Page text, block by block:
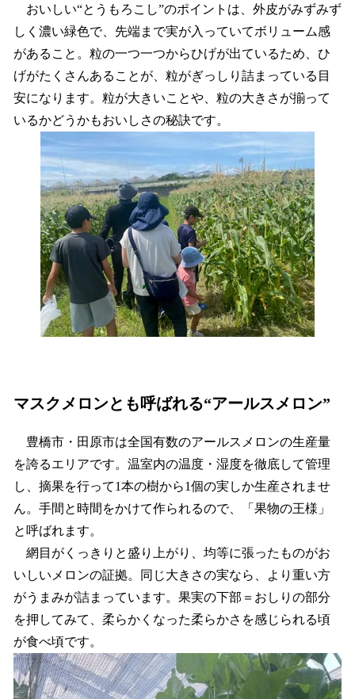
おいしい“とうもろこし”のポイントは、外皮がみずみず
しく濃い緑色で、先端まで実が入っていてボリューム感
があること。粒の一つ一つからひげが出ているため、ひ
げがたくさんあることが、粒がぎっしり詰まっている目
安になります。粒が大きいことや、粒の大きさが揃って
いるかどうかもおいしさの秘訣です。
マスクメロンとも呼ばれる“アールスメロン”
豊橋市・田原市は全国有数のアールスメロンの生産量
を誇るエリアです。温室内の温度・湿度を徹底して管理
し、摘果を行って1本の樹から1個の実しか生産されませ
ん。手間と時間をかけて作られるので、「果物の王様」
と呼ばれます。
網目がくっきりと盛り上がり、均等に張ったものがお
いしいメロンの証拠。同じ大きさの実なら、より重い方
がうまみが詰まっています。果実の下部＝おしりの部分
を押してみて、柔らかくなった柔らかさを感じられる頃
が食べ頃です。